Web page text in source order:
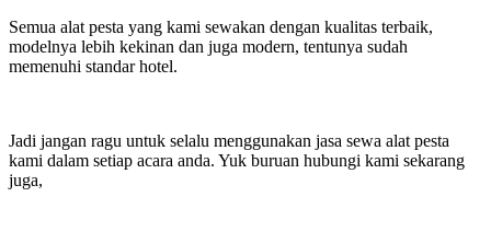
Semua alat pesta yang kami sewakan dengan kualitas terbaik,
modelnya lebih kekinan dan juga modern, tentunya sudah
memenuhi standar hotel.
Jadi jangan ragu untuk selalu menggunakan jasa sewa alat pesta
kami dalam setiap acara anda. Yuk buruan hubungi kami sekarang
juga,